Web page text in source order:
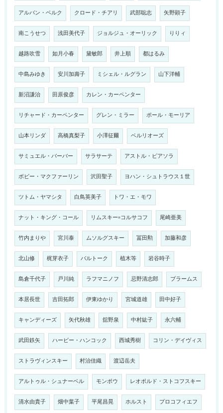
アルバン・ベルク クロード・チアリ 武部聡志 矢野顕子
南こうせつ 浅田美代子 ジョルジュ・オーリック りりィ
越路吹雪 如月小春 黛敏郎 井上順 都はるみ
中島みゆき 安川加壽子 ミシェル・ルグラン 山下洋輔
新沼謙治 田原俊彦 カレン・カーペンター
リチャード・カーペンター グレン・ミラー ポール・モーリア
山本リンダ 高橋真梨子 小澤征爾 ベルリオーズ
サミュエル・バーバー サラサーテ アストル・ピアソラ
ボビー・マクファーリン 沢田聖子 ヨハン・シュトラウス１世
ツトム・ヤマシタ 白鳥英美子 トワ・エ・モワ
ナット・キング・コール リムスキー=コルサコフ 尾崎亜美
竹内まりや 宮川泰 ムソルグスキー 冨田勲 加藤和彦
北山修 梶芽衣子 バルトーク 植木等 岩谷時子
島倉千代子 戸川純 ラフマニノフ 忌野清志郎 ブラームス
本居長世 吉田拓郎 伊東ゆかり 宮城道雄 田中好子
キャンディーズ 矢代秋雄 舘野泉 中村紘子 永六輔
武田鉄矢 ハービー・ハンコック 西城秀樹 コリン・デイヴィス
ストラヴィンスキー 村治佳織 渡辺岳夫
アルトゥル・シュナーベル モンポウ レオポルド・ストコフスキー
清水由貴子 畑中葉子 平尾昌晃 ホルスト プロコフィエフ